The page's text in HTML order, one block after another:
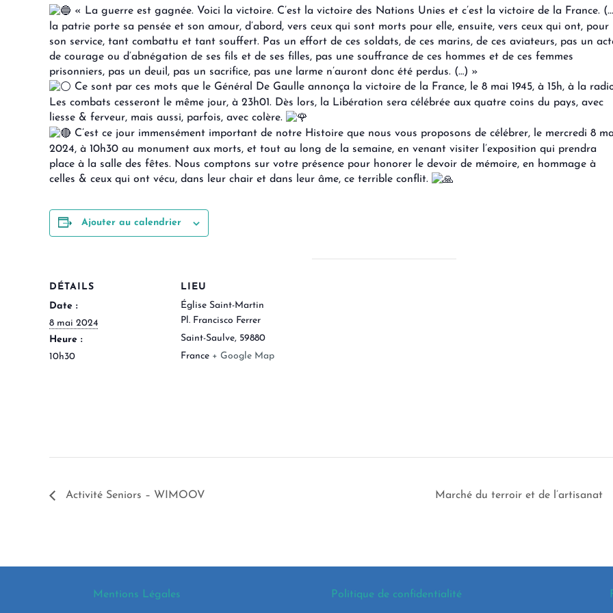
« La guerre est gagnée. Voici la victoire. C’est la victoire des Nations Unies et c’est la victoire de la France.
la patrie porte sa pensée et son amour, d’abord, vers ceux qui sont morts pour elle, ensuite, vers ceux qui ont, pour
son service, tant combattu et tant souffert. Pas un effort de ces soldats, de ces marins, de ces aviateurs, pas un
de courage ou d’abnégation de ses fils et de ses filles, pas une souffrance de ces hommes et de ces femmes
prisonniers, pas un deuil, pas un sacrifice, pas une larme n’auront donc été perdus. (…) »
Ce sont par ces mots que le Général De Gaulle annonça la victoire de la France, le 8 mai 1945, à 15h, à la
Les combats cesseront le même jour, à 23h01. Dès lors, la Libération sera célébrée aux quatre coins du pays, avec
liesse & ferveur, mais aussi, parfois, avec colère.
C’est ce jour immensément important de notre Histoire que nous vous proposons de célébrer, le mercredi 8
2024, à 10h30 au monument aux morts, et tout au long de la semaine, en venant visiter l’exposition qui prendra
place à la salle des fêtes. Nous comptons sur votre présence pour honorer le devoir de mémoire, en hommage à
celles & ceux qui ont vécu, dans leur chair et dans leur âme, ce terrible conflit.
Ajouter au calendrier
DÉTAILS
Date :
8 mai 2024
Heure :
10h30
LIEU
Église Saint-Martin
Pl. Francisco Ferrer
Saint-Saulve, 59880
France + Google Map
Activité Seniors – WIMOOV Marché du terroir et de l’artisanat
Mentions Légales Politique de confidentialité